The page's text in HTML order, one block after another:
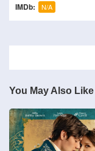
IMDb: N/A
You May Also Like